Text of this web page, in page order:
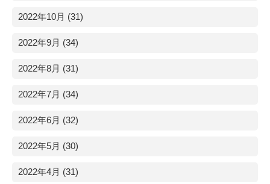
2022年10月 (31)
2022年9月 (34)
2022年8月 (31)
2022年7月 (34)
2022年6月 (32)
2022年5月 (30)
2022年4月 (31)